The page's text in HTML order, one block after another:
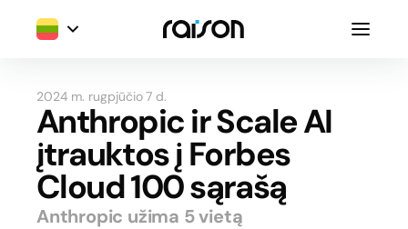
2024 m. rugpjūčio 7 d.
Anthropic ir Scale AI
įtrauktos į Forbes
Cloud 100 sąrašą
Anthropic užima 5 vietą